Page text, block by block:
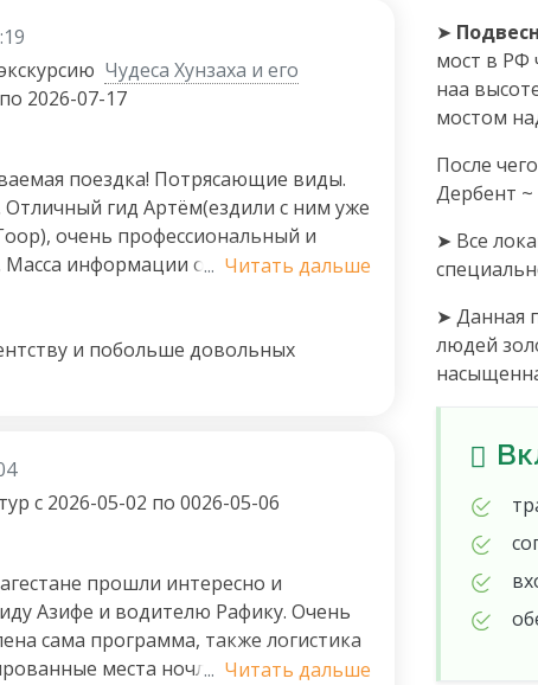
Чудеса Хунзаха и его
2026-07-17
поездка! Потрясающие виды.
гид Артём(ездили с ним уже
очень профессиональный и
Масса информации о местных
увлекательно. С другими
но это рекомендую
... Читать дальше
и побольше довольных
с 2026-05-02 по 0026-05-06
прошли интересно и
Азифе и водителю Рафику. Очень
сама программа, также логистика
места ночлега. Спасибо за
... Читать дальше
➤
мост в РФ
наа
мостом
После
Дербент ~
➤ Все
➤ Данная
людей